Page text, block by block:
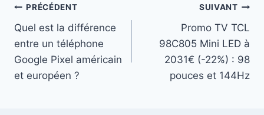
Navigation
de
l’article
PRÉCÉDENT
Quel est la différence
entre un téléphone
Google Pixel américain
et européen ?
SUIVANT
Promo TV TCL
98C805 Mini LED à
2031€ (-22%) : 98
pouces et 144Hz